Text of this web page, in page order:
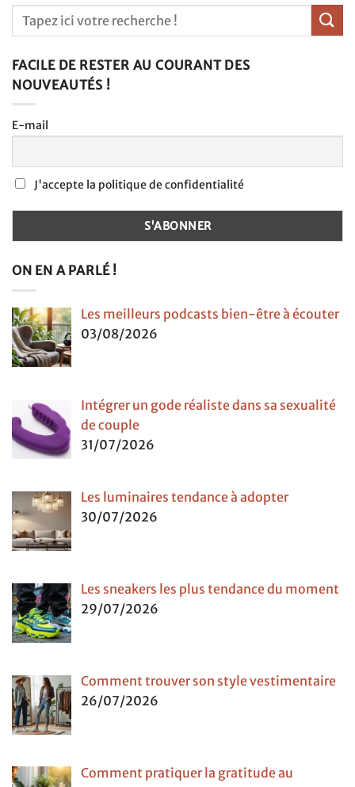
FACILE DE RESTER AU COURANT DES
NOUVEAUTÉS !
E-mail
J'accepte la politique de confidentialité
ON EN A PARLÉ !
Les meilleurs podcasts bien-être à écouter
03/08/2026
Intégrer un gode réaliste dans sa sexualité
de couple
31/07/2026
Les luminaires tendance à adopter
30/07/2026
Les sneakers les plus tendance du moment
29/07/2026
Comment trouver son style vestimentaire
26/07/2026
Comment pratiquer la gratitude au